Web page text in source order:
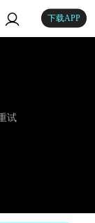
下载APP
试